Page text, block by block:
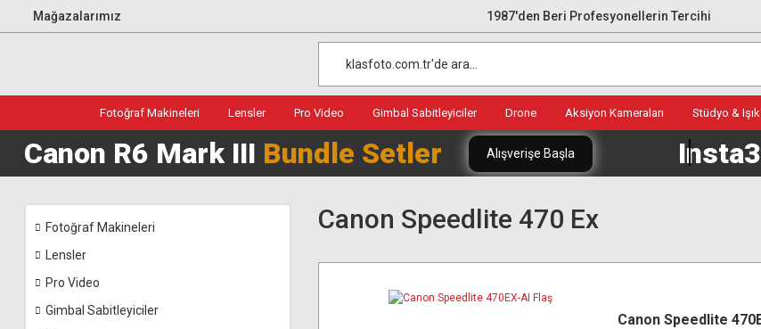
Mağazalarımız 1987'den Beri Profesyonellerin Tercihi
Fotoğraf Makineleri Lensler Pro Video Gimbal Sabitleyiciler Drone Aksiyon Kameraları Stüdyo & Işık
Canon R6 Mark III Bundle Setler Alışverişe Başla
Fotoğraf Makineleri
Lensler
Pro Video
Gimbal Sabitleyiciler
Canon Speedlite 470 Ex
Canon Speedlite